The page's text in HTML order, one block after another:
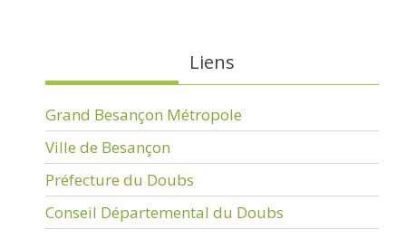
Liens
Grand Besançon Métropole
Ville de Besançon
Préfecture du Doubs
Conseil Départemental du Doubs